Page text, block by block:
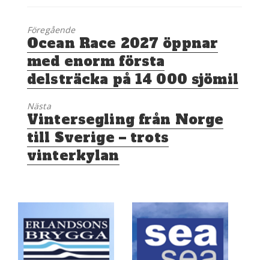
Föregående
Föregående
inlägg:
Ocean Race 2027 öppnar
med enorm första
delsträcka på 14 000 sjömil
Nästa
Nästa
inlägg:
Vintersegling från Norge
till Sverige – trots
vinterkylan